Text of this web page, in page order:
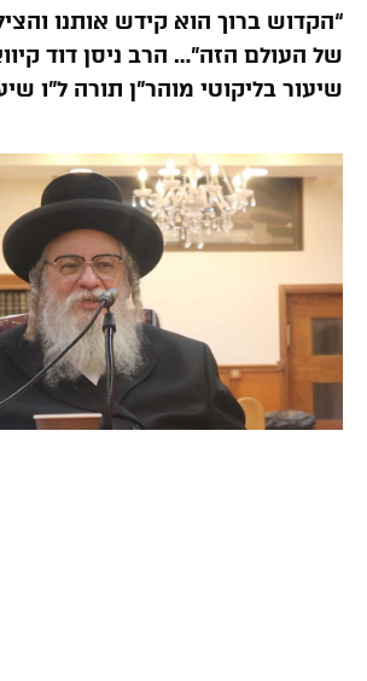
“הקדוש ברוך הוא קידש אותנו
של העולם הזה”… הרב ניסן דוד
שיעור בליקוטי מוהר”ן תורה ל”ו